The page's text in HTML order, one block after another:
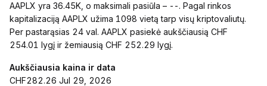
AAPLX yra 36.45K, o maksimali pasiūla – --. Pagal rinkos
kapitalizaciją AAPLX užima 1098 vietą tarp visų kriptovaliutų.
Per pastarąsias 24 val. AAPLX pasiekė aukščiausią CHF
254.01 lygį ir žemiausią CHF 252.29 lygį.
Aukščiausia kaina ir data
CHF282.26 Jul 29, 2026